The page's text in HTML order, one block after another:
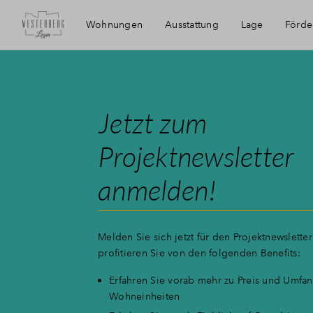
Wohnungen Ausstattung Lage
Jetzt zum
Projektnewsletter
anmelden!
Melden Sie sich jetzt für den
profitieren Sie von den folgenden Benefits:
Erfahren Sie vorab mehr zu Preis und
Wohneinheiten